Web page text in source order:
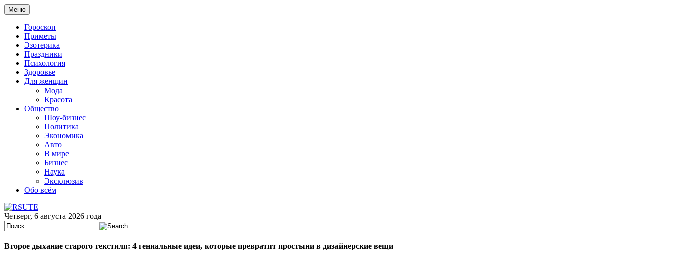
Меню
Гороскоп
Приметы
Эзотерика
Праздники
Психология
Здоровье
Для женщин
Мода
Красота
Общество
Шоу-бизнес
Политика
Экономика
Авто
В мире
Бизнес
Наука
Эксклюзив
Обо всём
Четверг, 6 августа 2026 года
Второе дыхание старого текстиля: 4 гениальные идеи, которые превратят простыни в дизайнерские вещи